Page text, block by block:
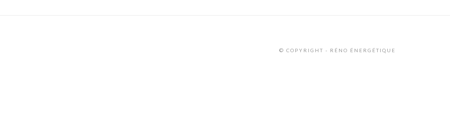
© COPYRIGHT - RÉNO ÉNERGÉTIQUE